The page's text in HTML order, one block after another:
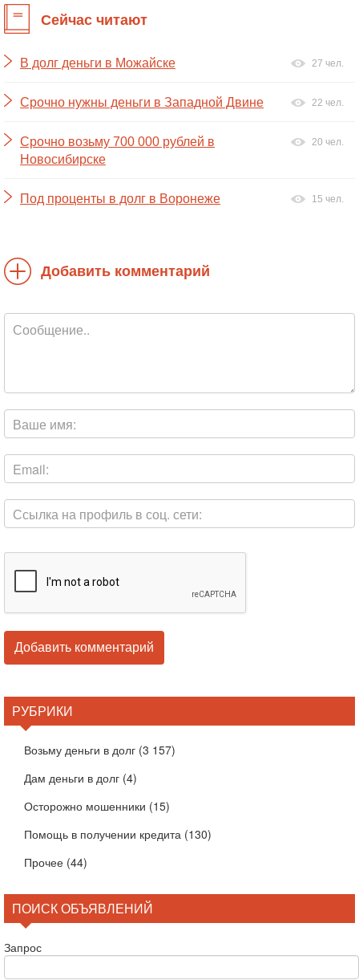
Сейчас читают
В долг деньги в Можайске 27 чел.
Срочно нужны деньги в Западной Двине 22 чел.
Срочно возьму 700 000 рублей в
Новосибирске
20 чел.
Под проценты в долг в Воронеже 15 чел.
Добавить комментарий
РУБРИКИ
Возьму деньги в долг (3 157)
Дам деньги в долг (4)
Осторожно мошенники (15)
Помощь в получении кредита (130)
Прочее (44)
ПОИСК ОБЪЯВЛЕНИЙ
Запрос